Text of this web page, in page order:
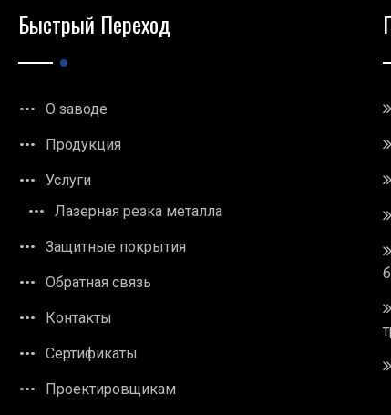
Быстрый Переход
О заводе
Продукция
Услуги
Лазерная резка металла
Защитные покрытия
Обратная связь
Контакты
Сертификаты
Проектировщикам